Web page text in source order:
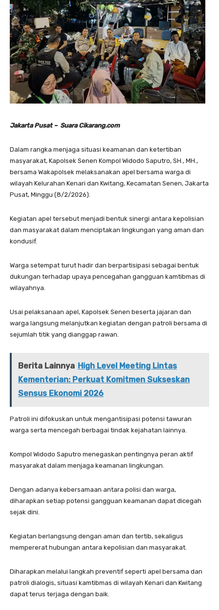
Jakarta Pusat – Suara Cikarang.com
Dalam rangka menjaga situasi keamanan dan ketertiban
masyarakat, Kapolsek Senen Kompol Widodo Saputro, SH., MH.,
bersama Wakapolsek melaksanakan apel bersama warga di
wilayah Kelurahan Kenari dan Kwitang, Kecamatan Senen, Jakarta
Pusat, Minggu (8/2/2026).
Kegiatan apel tersebut menjadi bentuk sinergi antara kepolisian
dan masyarakat dalam menciptakan lingkungan yang aman dan
kondusif.
Warga setempat turut hadir dan berpartisipasi sebagai bentuk
dukungan terhadap upaya pencegahan gangguan kamtibmas di
wilayahnya.
Usai pelaksanaan apel, Kapolsek Senen beserta jajaran dan
warga langsung melanjutkan kegiatan dengan patroli bersama di
sejumlah titik yang dianggap rawan.
Berita Lainnya High Level Meeting Lintas
Kementerian: Perkuat Komitmen Sukseskan
Sensus Ekonomi 2026
Patroli ini difokuskan untuk mengantisipasi potensi tawuran
warga serta mencegah berbagai tindak kejahatan lainnya.
Kompol Widodo Saputro menegaskan pentingnya peran aktif
masyarakat dalam menjaga keamanan lingkungan.
Dengan adanya kebersamaan antara polisi dan warga,
diharapkan setiap potensi gangguan keamanan dapat dicegah
sejak dini.
Kegiatan berlangsung dengan aman dan tertib, sekaligus
mempererat hubungan antara kepolisian dan masyarakat.
Diharapkan melalui langkah preventif seperti apel bersama dan
patroli dialogis, situasi kamtibmas di wilayah Kenari dan Kwitang
dapat terus terjaga dengan baik.